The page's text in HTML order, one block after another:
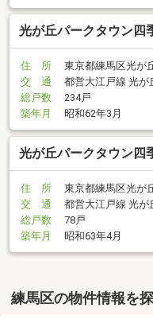
光が丘パークタウン四
住 所
東京都練馬区光が
交 通
都営大江戸線 光が
総戸数
234戸
築年月
昭和62年3月
光が丘パークタウン四
住 所
東京都練馬区光が
交 通
都営大江戸線 光が
総戸数
78戸
築年月
昭和63年4月
練馬区の物件情報を